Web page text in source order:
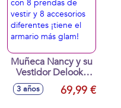
Muñeca Nancy y su
Vestidor Delooks
con 8 prendas de
vestir y 8
3 años 69,99 €